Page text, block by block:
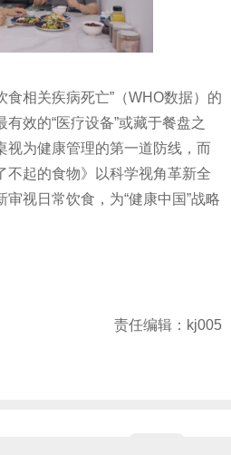
食相关疾病死亡”（WHO数据）的
效的“医疗设备”或藏于餐盘之
视为健康管理的第一道防线，而
不起的食物》以科学视角革新全
视日常饮食，为“健康中国”战略
责任编辑：kj005